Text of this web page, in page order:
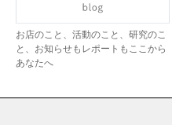
お店のこと、活動のこと、研究のこ
と、お知らせもレポートもここから
あなたへ